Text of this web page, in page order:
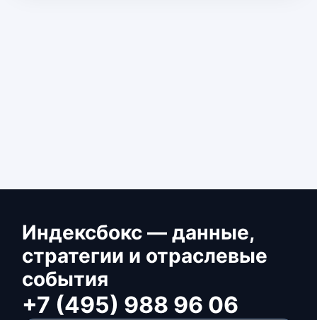
Индексбокс — данные,
стратегии и отраслевые
события
+7 (495) 988 96 06